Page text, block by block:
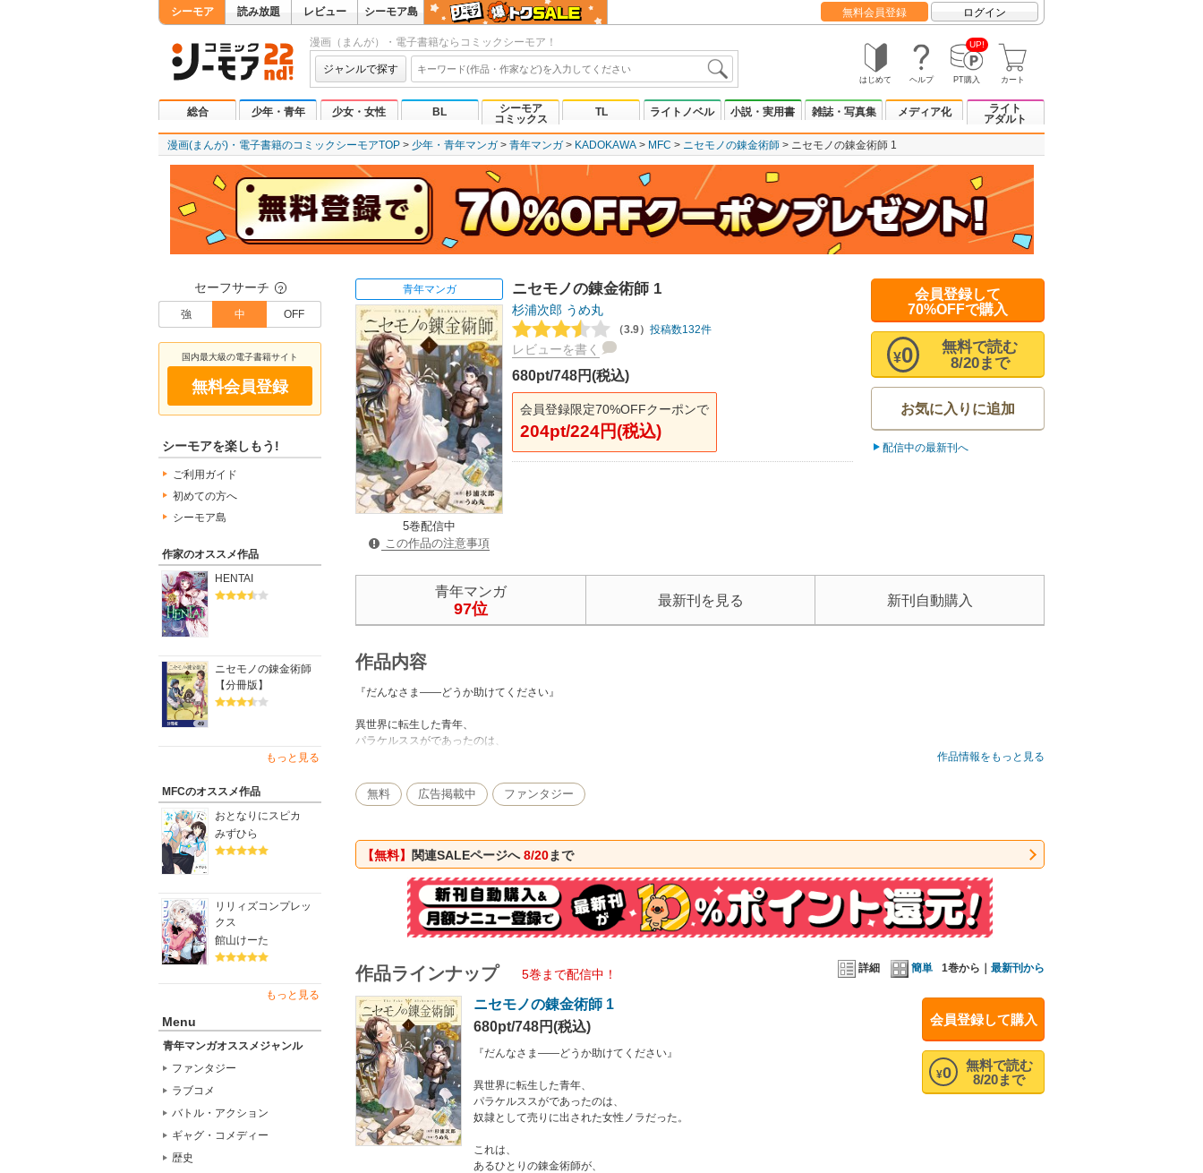
シーモア 読み放題 レビュー シーモア島 無料会員登録 ログイン
漫画（まんが）・電子書籍ならコミックシーモア！
ジャンルで探す
はじめて ヘルプ
UP!
PT購入 カート
総合 少年・青年 少女・女性 BL
シーモア
コミックス
TL ライトノベル 小説・実用書 雑誌・写真集 メディア化
ライト
アダルト
漫画(まんが)・電子書籍のコミックシーモアTOP 少年・青年マンガ 青年マンガ KADOKAWA MFC ニセモノの錬金術師 ニセモノの錬金術師 1
セーフサーチ ？
強 中 OFF
国内最大級の電子書籍サイト
無料会員登録
シーモアを楽しもう!
ご利用ガイド
初めての方へ
シーモア島
作家のオススメ作品
HENTAI
ニセモノの錬金術師
【分冊版】
もっと見る
MFCのオススメ作品
おとなりにスピカ
みずひら
リリィズコンプレッ
クス
館山けーた
もっと見る
Menu
青年マンガオススメジャンル
ファンタジー
ラブコメ
バトル・アクション
ギャグ・コメディー
歴史
青年マンガ
5巻配信中
この作品の注意事項
ニセモノの錬金術師 1
杉浦次郎 うめ丸
（3.9） 投稿数132件
レビューを書く
680pt/748円(税込)
会員登録限定70%OFFクーポンで
204pt/224円(税込)
会員登録して
70%OFFで購入
無料で読む
8/20まで
¥0
お気に入りに追加
配信中の最新刊へ
青年マンガ
97位 最新刊を見る 新刊自動購入
作品内容
『だんなさま――どうか助けてください』
異世界に転生した青年、
パラケルススがであったのは、
これは、
あるひとりの錬金術師が、
作品情報をもっと見る
無料 広告掲載中 ファンタジー
【無料】 関連SALEページへ8/20まで
詳細 簡単 1巻から｜ 最新刊から
作品ラインナップ 5巻まで配信中！
会員登録して購入
無料で読む
8/20まで
¥0
ニセモノの錬金術師 1
680pt/748円(税込)
『だんなさま――どうか助けてください』
異世界に転生した青年、
パラケルススがであったのは、
奴隷として売りに出された女性ノラだった。
これは、
あるひとりの錬金術師が、